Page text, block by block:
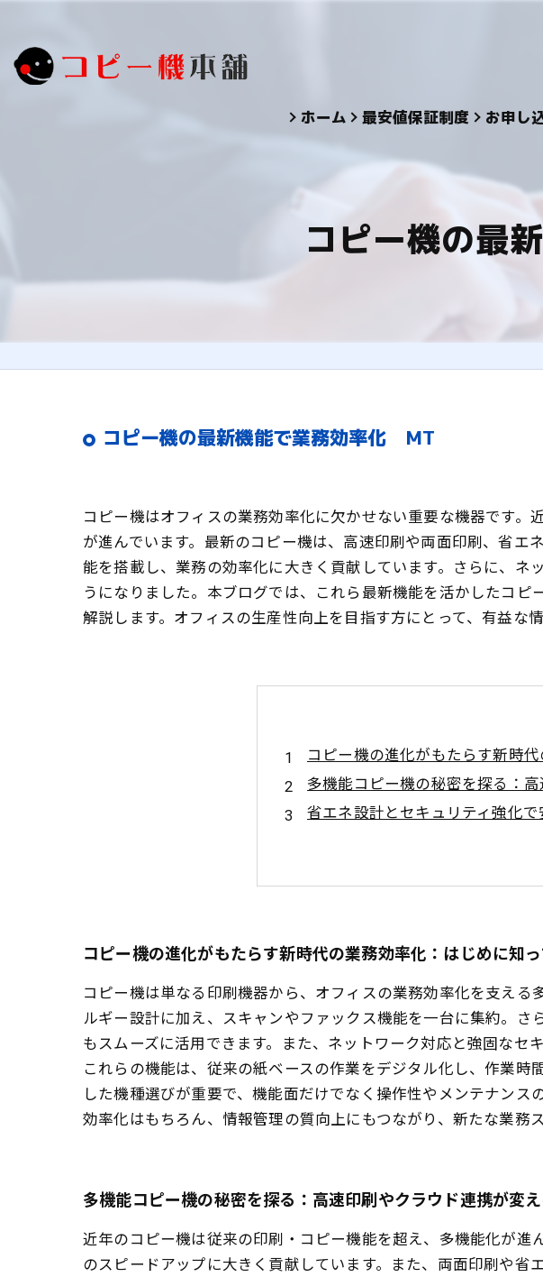
ホーム 最安値保証制度 お申し
コピー機の最
コピー機の最新機能で業務効率化 MT
コピー機はオフィスの業務効率化に欠かせない重要な機器です
が進んでいます。最新のコピー機は、高速印刷や両面印刷、省
能を搭載し、業務の効率化に大きく貢献しています。さらに、ネ
うになりました。本ブログでは、これら最新機能を活かしたコ
解説します。オフィスの生産性向上を目指す方にとって、有益な情
コピー機の進化がもたらす新時
多機能コピー機の秘密を探る：
省エネ設計とセキュリティ強化
コピー機の進化がもたらす新時代の業務効率化：はじめに知
コピー機は単なる印刷機器から、オフィスの業務効率化を支え
ルギー設計に加え、スキャンやファックス機能を一台に集約。
もスムーズに活用できます。また、ネットワーク対応と強固なセ
これらの機能は、従来の紙ベースの作業をデジタル化し、作業
した機種選びが重要で、機能面だけでなく操作性やメンテナン
効率化はもちろん、情報管理の質向上にもつながり、新たな業務
多機能コピー機の秘密を探る：高速印刷やクラウド連携が変
近年のコピー機は従来の印刷・コピー機能を超え、多機能化が
のスピードアップに大きく貢献しています。また、両面印刷や